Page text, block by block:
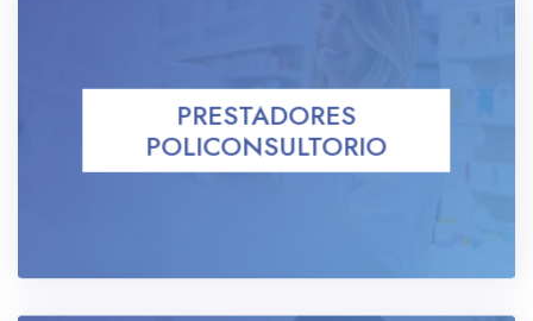
PRESTADORES
POLICONSULTORIO